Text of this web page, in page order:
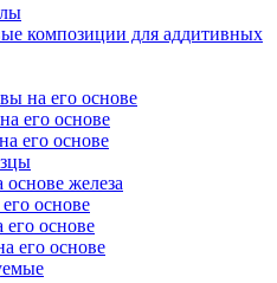
композиции для аддитивных
на его основе
его основе
его основе
железа
основе
основе
его основе